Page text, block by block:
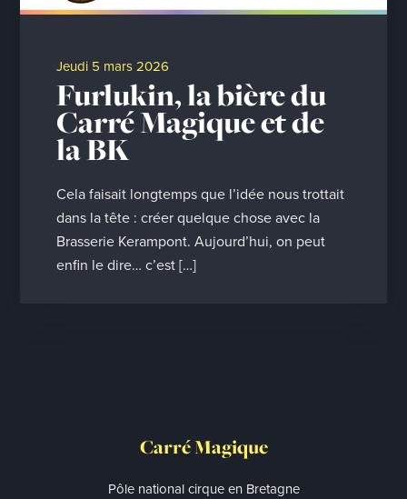
jeudi 5 mars 2026
Furlukin, la bière du
Carré Magique et de
la BK
Cela faisait longtemps que l’idée nous trottait
dans la tête : créer quelque chose avec la
Brasserie Kerampont. Aujourd’hui, on peut
enfin le dire… c’est […]
Carré Magique
Pôle national cirque en Bretagne